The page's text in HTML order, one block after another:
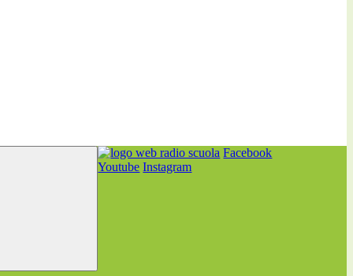
Facebook
Youtube Instagram